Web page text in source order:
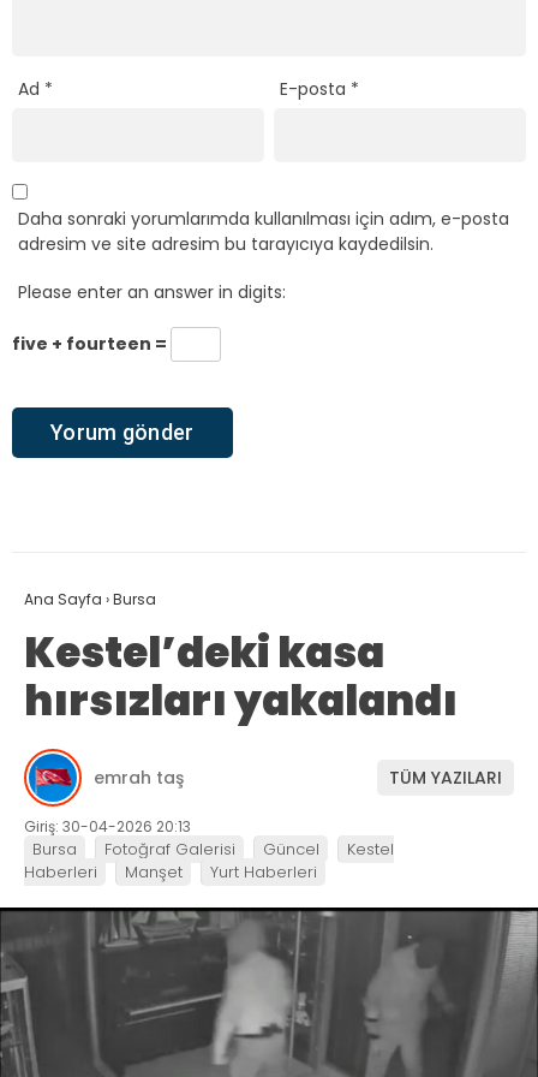
Ad * E-posta *
Daha sonraki yorumlarımda kullanılması için adım, e-posta
adresim ve site adresim bu tarayıcıya kaydedilsin.
Please enter an answer in digits:
five + fourteen =
Ana Sayfa ›Bursa
Kestel’deki kasa
hırsızları yakalandı
emrah taş TÜM YAZILARI
Giriş: 30-04-2026 20:13
Bursa Fotoğraf Galerisi Güncel
Kestel
Haberleri
Manşet Yurt Haberleri